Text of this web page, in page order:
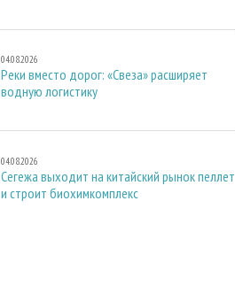
04.08.2026
Реки вместо дорог: «Свеза» расширяет
водную логистику
04.08.2026
Сегежа выходит на китайский рынок пеллет
и строит биохимкомплекс